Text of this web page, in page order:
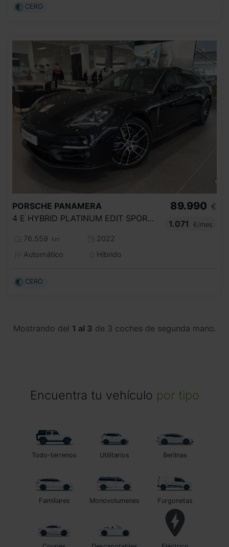
CERO
PORSCHE PANAMERA
4 E HYBRID PLATINUM EDIT SPORT TURISMO
76.559 km
2022
Automático
Híbrido
89.990 €
1.071
€/mes
CERO
Mostrando del 1 al 3 de 3 coches de segunda mano.
Encuentra tu vehículo por tipo
Todo-terrenos Utilitarios Berlinas
Familiares Monovolumenes Furgonetas